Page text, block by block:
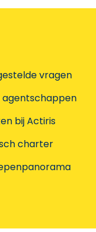
vragen
agentschappen
bij Actiris
charter